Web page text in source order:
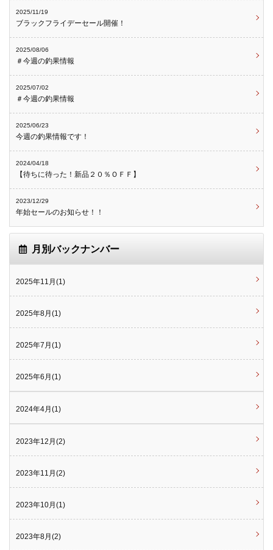
2025/11/19
ブラックフライデーセール開催！
2025/08/06
＃今週の釣果情報
2025/07/02
＃今週の釣果情報
2025/06/23
今週の釣果情報です！
2024/04/18
【待ちに待った！新品２０％ＯＦＦ】
2023/12/29
年始セールのお知らせ！！
月別バックナンバー
2025年11月(1)
2025年8月(1)
2025年7月(1)
2025年6月(1)
2024年4月(1)
2023年12月(2)
2023年11月(2)
2023年10月(1)
2023年8月(2)